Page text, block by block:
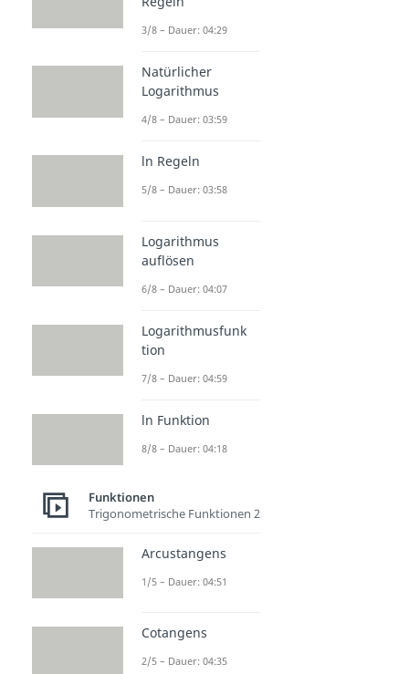
3/8 – Dauer: 04:29
Natürlicher
Logarithmus
4/8 – Dauer: 03:59
ln Regeln
5/8 – Dauer: 03:58
Logarithmus
auflösen
6/8 – Dauer: 04:07
Logarithmusfunk
tion
7/8 – Dauer: 04:59
ln Funktion
8/8 – Dauer: 04:18
Funktionen
Trigonometrische Funktionen 2
Arcustangens
1/5 – Dauer: 04:51
Cotangens
2/5 – Dauer: 04:35